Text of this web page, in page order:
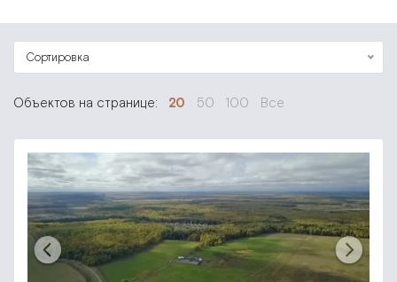
Сортировка
Объектов на странице: 20 50 100 Все